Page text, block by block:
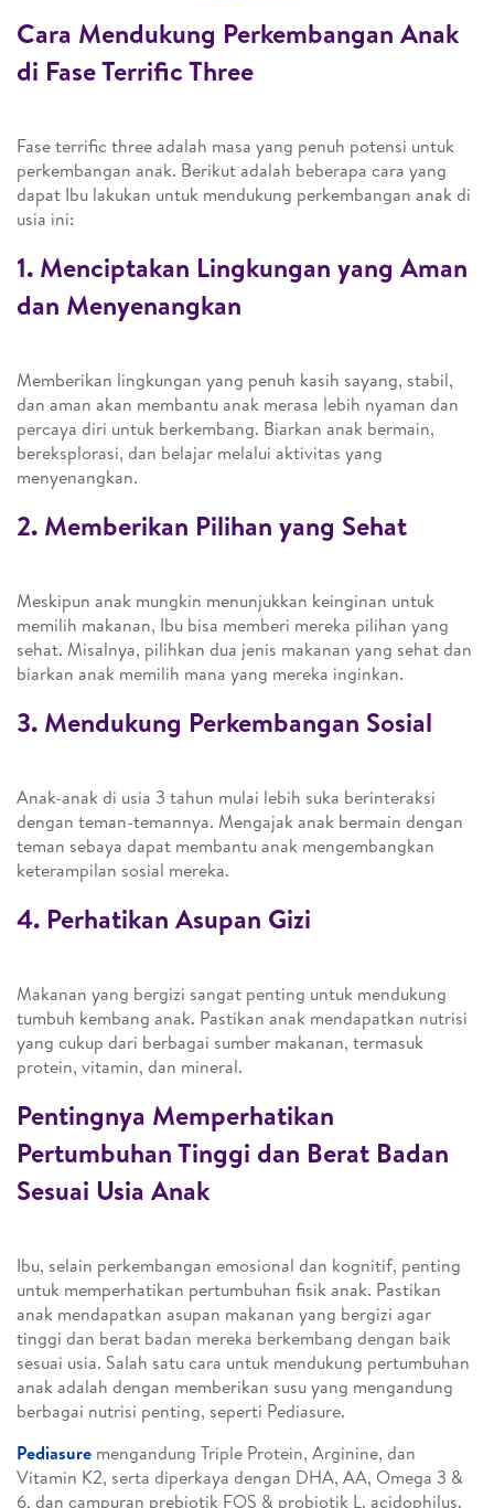
Cara Mendukung Perkembangan Anak
di Fase Terrific Three
Fase terrific three adalah masa yang penuh potensi untuk
perkembangan anak. Berikut adalah beberapa cara yang
dapat Ibu lakukan untuk mendukung perkembangan anak di
usia ini:
1. Menciptakan Lingkungan yang Aman
dan Menyenangkan
Memberikan lingkungan yang penuh kasih sayang, stabil,
dan aman akan membantu anak merasa lebih nyaman dan
percaya diri untuk berkembang. Biarkan anak bermain,
bereksplorasi, dan belajar melalui aktivitas yang
menyenangkan.
2. Memberikan Pilihan yang Sehat
Meskipun anak mungkin menunjukkan keinginan untuk
memilih makanan, Ibu bisa memberi mereka pilihan yang
sehat. Misalnya, pilihkan dua jenis makanan yang sehat dan
biarkan anak memilih mana yang mereka inginkan.
3. Mendukung Perkembangan Sosial
Anak-anak di usia 3 tahun mulai lebih suka berinteraksi
dengan teman-temannya. Mengajak anak bermain dengan
teman sebaya dapat membantu anak mengembangkan
keterampilan sosial mereka.
4. Perhatikan Asupan Gizi
Makanan yang bergizi sangat penting untuk mendukung
tumbuh kembang anak. Pastikan anak mendapatkan nutrisi
yang cukup dari berbagai sumber makanan, termasuk
protein, vitamin, dan mineral.
Pentingnya Memperhatikan
Pertumbuhan Tinggi dan Berat Badan
Sesuai Usia Anak
Ibu, selain perkembangan emosional dan kognitif, penting
untuk memperhatikan pertumbuhan fisik anak. Pastikan
anak mendapatkan asupan makanan yang bergizi agar
tinggi dan berat badan mereka berkembang dengan baik
sesuai usia. Salah satu cara untuk mendukung pertumbuhan
anak adalah dengan memberikan susu yang mengandung
berbagai nutrisi penting, seperti Pediasure.
Pediasure mengandung Triple Protein, Arginine, dan
Vitamin K2, serta diperkaya dengan DHA, AA, Omega 3 &
6, dan campuran prebiotik FOS & probiotik L. acidophilus.